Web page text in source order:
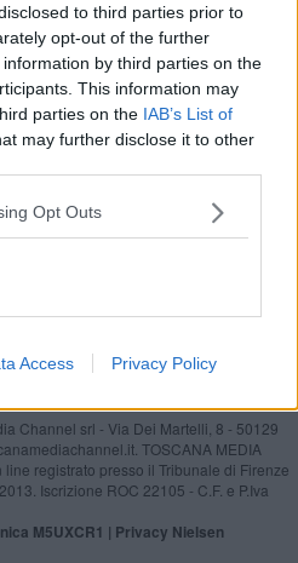
to third parties prior to
opt-out of the further
by third parties on the
This information may
parties on the IAB’s List of
may further disclose it to other
Opt Outs
Access Privacy Policy
record per il "Guido Guidelli"
"Guido Guidelli"
Siena e Arezzo fra le top 20
tre premi da 100mila
calendari della serie A2
Channel srl - Via Dei Martelli, 8 - 50129
TOSCANA MEDIA
line registrato presso il Tribunale di Firenze
Iscrizione ROC 22105 - C.F. e P.Iva
M5UXCR1 | Privacy Nielsen